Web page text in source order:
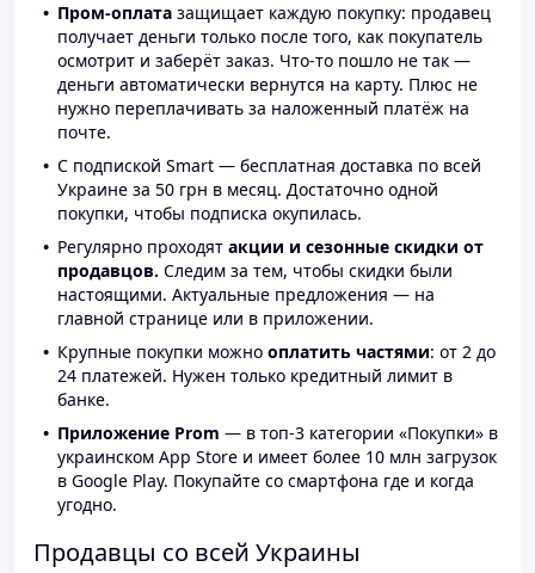
Пром-оплата защищает каждую покупку: продавец
получает деньги только после того, как покупатель
осмотрит и заберёт заказ. Что-то пошло не так —
деньги автоматически вернутся на карту. Плюс не
нужно переплачивать за наложенный платёж на
почте.
С подпиской Smart — бесплатная доставка по всей
Украине за 50 грн в месяц. Достаточно одной
покупки, чтобы подписка окупилась.
Регулярно проходят акции и сезонные скидки от
продавцов. Следим за тем, чтобы скидки были
настоящими. Актуальные предложения — на
главной странице или в приложении.
Крупные покупки можно оплатить частями: от 2 до
24 платежей. Нужен только кредитный лимит в
банке.
Приложение Prom — в топ-3 категории «Покупки» в
украинском App Store и имеет более 10 млн загрузок
в Google Play. Покупайте со смартфона где и когда
угодно.
Продавцы со всей Украины